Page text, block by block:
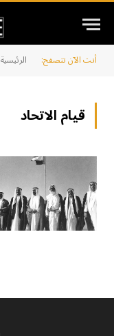
أنت الآن تتصفح: الرئيسية
قيام الاتحاد